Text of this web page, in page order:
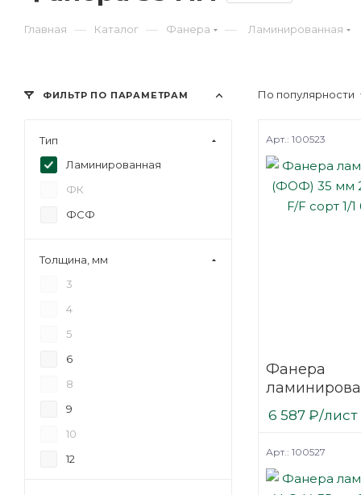
Главная — Каталог — Фанера — Ламинированная
По популярности
Фанера
(ФОФ) 35 мм
мм F/F сорт 1/
Арт.: 100523
6 587 ₽/лист
Арт.: 100527
ФИЛЬТР ПО ПАРАМЕТРАМ
Тип
Ламинированная
ФК
ФСФ
Толщина, мм
3
4
5
6
8
9
10
12